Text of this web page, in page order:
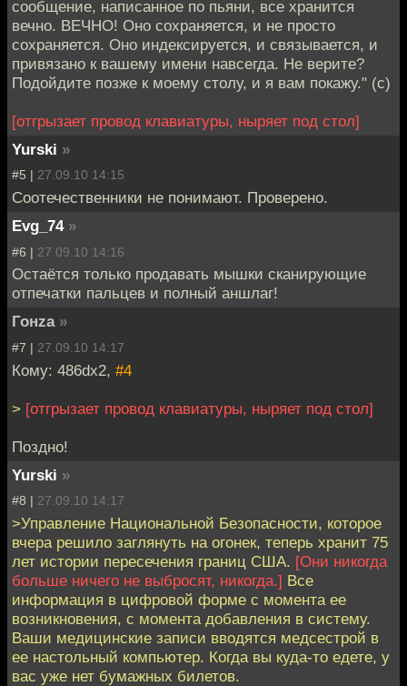
сообщение, написанное по пьяни, все хранится
вечно. ВЕЧНО! Оно сохраняется, и не просто
сохраняется. Оно индексируется, и связывается, и
привязано к вашему имени навсегда. Не верите?
Подойдите позже к моему столу, и я вам покажу." (с)
[отгрызает провод клавиатуры, ныряет под стол]
Yurski »
#5 | 27.09.10 14:15
Соотечественники не понимают. Проверено.
Evg_74 »
#6 | 27.09.10 14:16
Остаётся только продавать мышки сканирующие
отпечатки пальцев и полный аншлаг!
Гонzа »
#7 | 27.09.10 14:17
Кому: 486dx2, #4
> [отгрызает провод клавиатуры, ныряет под стол]
Поздно!
Yurski »
#8 | 27.09.10 14:17
>Управление Национальной Безопасности, которое
вчера решило заглянуть на огонек, теперь хранит 75
лет истории пересечения границ США. [Они никогда
больше ничего не выбросят, никогда.] Все
информация в цифровой форме с момента ее
возникновения, с момента добавления в систему.
Ваши медицинские записи вводятся медсестрой в
ее настольный компьютер. Когда вы куда-то едете, у
вас уже нет бумажных билетов.